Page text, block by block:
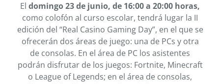
El domingo 23 de junio, de 16:00 a 20:00 horas,
como colofón al curso escolar, tendrá lugar la II
edición del “Real Casino Gaming Day”, en el que se
ofrecerán dos áreas de juego: una de PCs y otra
de consolas. En el área de PC los asistentes
podrán disfrutar de los juegos: Fortnite, Minecraft
o League of Legends; en el área de consolas,